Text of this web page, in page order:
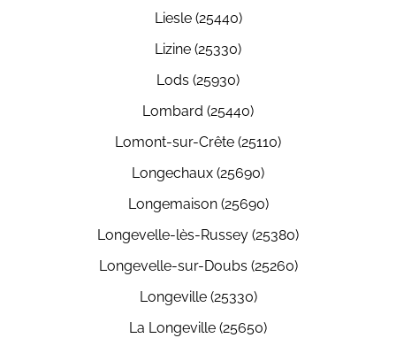
Liesle (25440)
Lizine (25330)
Lods (25930)
Lombard (25440)
Lomont-sur-Crête (25110)
Longechaux (25690)
Longemaison (25690)
Longevelle-lès-Russey (25380)
Longevelle-sur-Doubs (25260)
Longeville (25330)
La Longeville (25650)